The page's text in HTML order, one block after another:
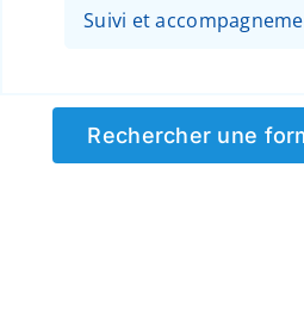
Suivi et
Rechercher une